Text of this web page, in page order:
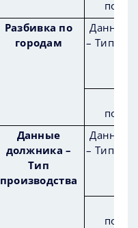
Разбивка по
городам
Данные
– Тип
Данные
должника –
Тип
производства
Данные
– Тип